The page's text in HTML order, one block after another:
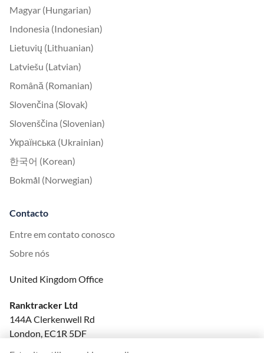
Magyar (Hungarian)
Indonesia (Indonesian)
Lietuvių (Lithuanian)
Latviešu (Latvian)
Română (Romanian)
Slovenčina (Slovak)
Slovenščina (Slovenian)
Українська (Ukrainian)
한국어 (Korean)
Bokmål (Norwegian)
Contacto
Entre em contato conosco
Sobre nós
United Kingdom Office
Ranktracker Ltd
144A Clerkenwell Rd
London, EC1R 5DF